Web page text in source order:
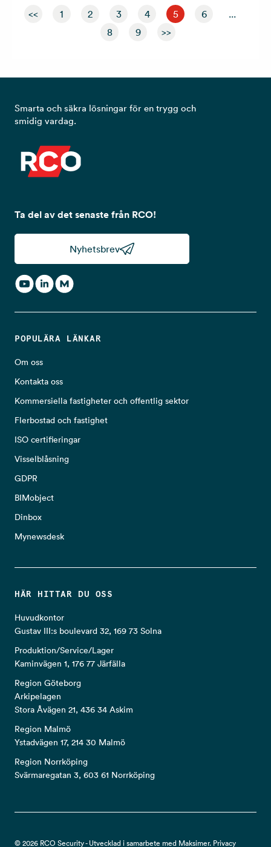
<< 1 2 3 4 5 6
...
8
9 >>
Ta del av det senaste från RCO!
Nyhetsbrev
Smarta och säkra lösningar för en trygg och
smidig vardag.
POPULÄRA LÄNKAR
Om oss
Kontakta oss
Kommersiella fastigheter och offentlig sektor
Flerbostad och fastighet
ISO certifieringar
Visselblåsning
GDPR
BIMobject
Dinbox
Mynewsdesk
HÄR HITTAR DU OSS
Huvudkontor
Gustav III:s boulevard 32, 169 73 Solna
Produktion/Service/Lager
Kaminvägen 1, 176 77 Järfälla
Region Göteborg
Arkipelagen
Stora Åvägen 21, 436 34 Askim
Region Malmö
Ystadvägen 17, 214 30 Malmö
Region Norrköping
Svärmaregatan 3, 603 61 Norrköping
© 2026 RCO Security - Utvecklad i samarbete med Maksimer. Privacy